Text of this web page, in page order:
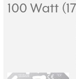
100 Watt